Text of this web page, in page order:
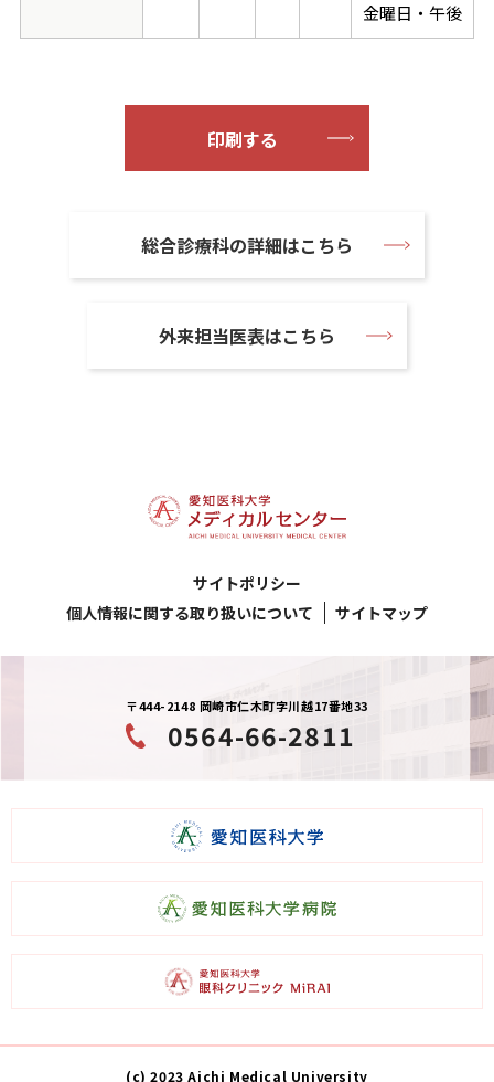
金曜日・午後
印刷する
総合診療科の詳細はこちら
外来担当医表はこちら
サイトポリシー
個人情報に関する取り扱いについて
サイトマップ
〒444-2148 岡崎市仁木町字川越17番地33
0564-66-2811
(c) 2023 Aichi Medical University